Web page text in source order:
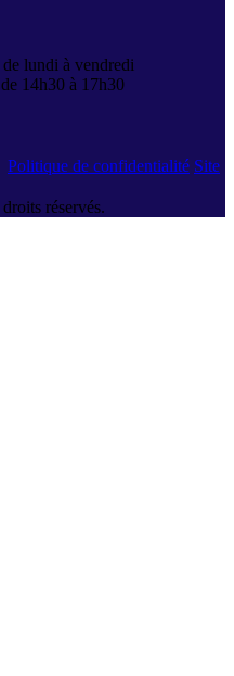
lundi à vendredi
14h30 à 17h30
Politique de confidentialité Site
réservés.